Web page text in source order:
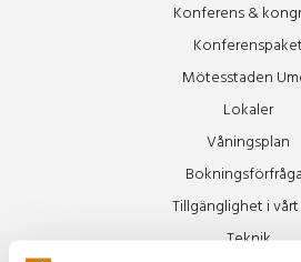
Konferens &
Konferenspaket
Mötesstaden
Lokaler
Våningsplan
Tillgänglighet i
Teknik